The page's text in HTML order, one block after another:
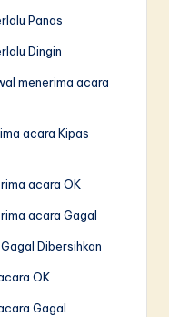
Panas
Dingin
menerima acara
acara Kipas
acara OK
acara Gagal
Dibersihkan
OK
Gagal